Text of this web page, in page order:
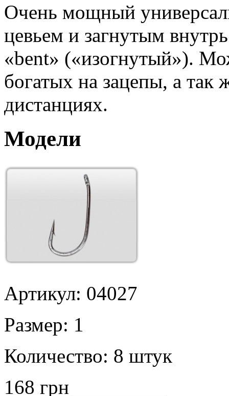
Очень мощный
цевьем и загнутым
«bent» («изогнутый»).
богатых на зацепы, а так
дистанциях.
Модели
Артикул: 04027
Размер: 1
Количество: 8 штук
168 грн